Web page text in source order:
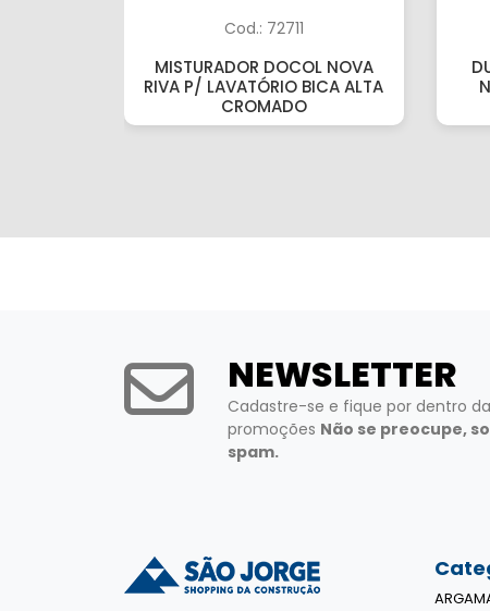
Cod.: 72711
MISTURADOR DOCOL NOVA
RIVA P/ LAVATÓRIO BICA ALTA
CROMADO
NEWSLETTER
Cadastre-se e fique por dentro
promoções Não se preocupe,
spam.